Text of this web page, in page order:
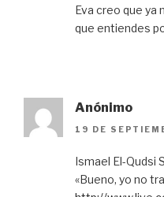
Eva creo que ya
que entiendes
Anónimo
19 DE
Ismael El-Qudsi
«Bueno, yo no